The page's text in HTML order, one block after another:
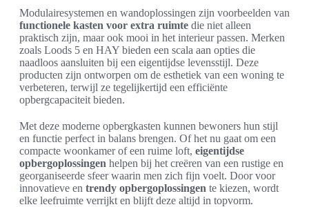
Modulairesystemen en wandoplossingen zijn voorbeelden van
functionele kasten voor extra ruimte die niet alleen
praktisch zijn, maar ook mooi in het interieur passen. Merken
zoals Loods 5 en HAY bieden een scala aan opties die
naadloos aansluiten bij een eigentijdse levensstijl. Deze
producten zijn ontworpen om de esthetiek van een woning te
verbeteren, terwijl ze tegelijkertijd een efficiënte
opbergcapaciteit bieden.
Met deze moderne opbergkasten kunnen bewoners hun stijl
en functie perfect in balans brengen. Of het nu gaat om een
compacte woonkamer of een ruime loft, eigentijdse
opbergoplossingen helpen bij het creëren van een rustige en
georganiseerde sfeer waarin men zich fijn voelt. Door voor
innovatieve en trendy opbergoplossingen te kiezen, wordt
elke leefruimte verrijkt en blijft deze altijd in topvorm.